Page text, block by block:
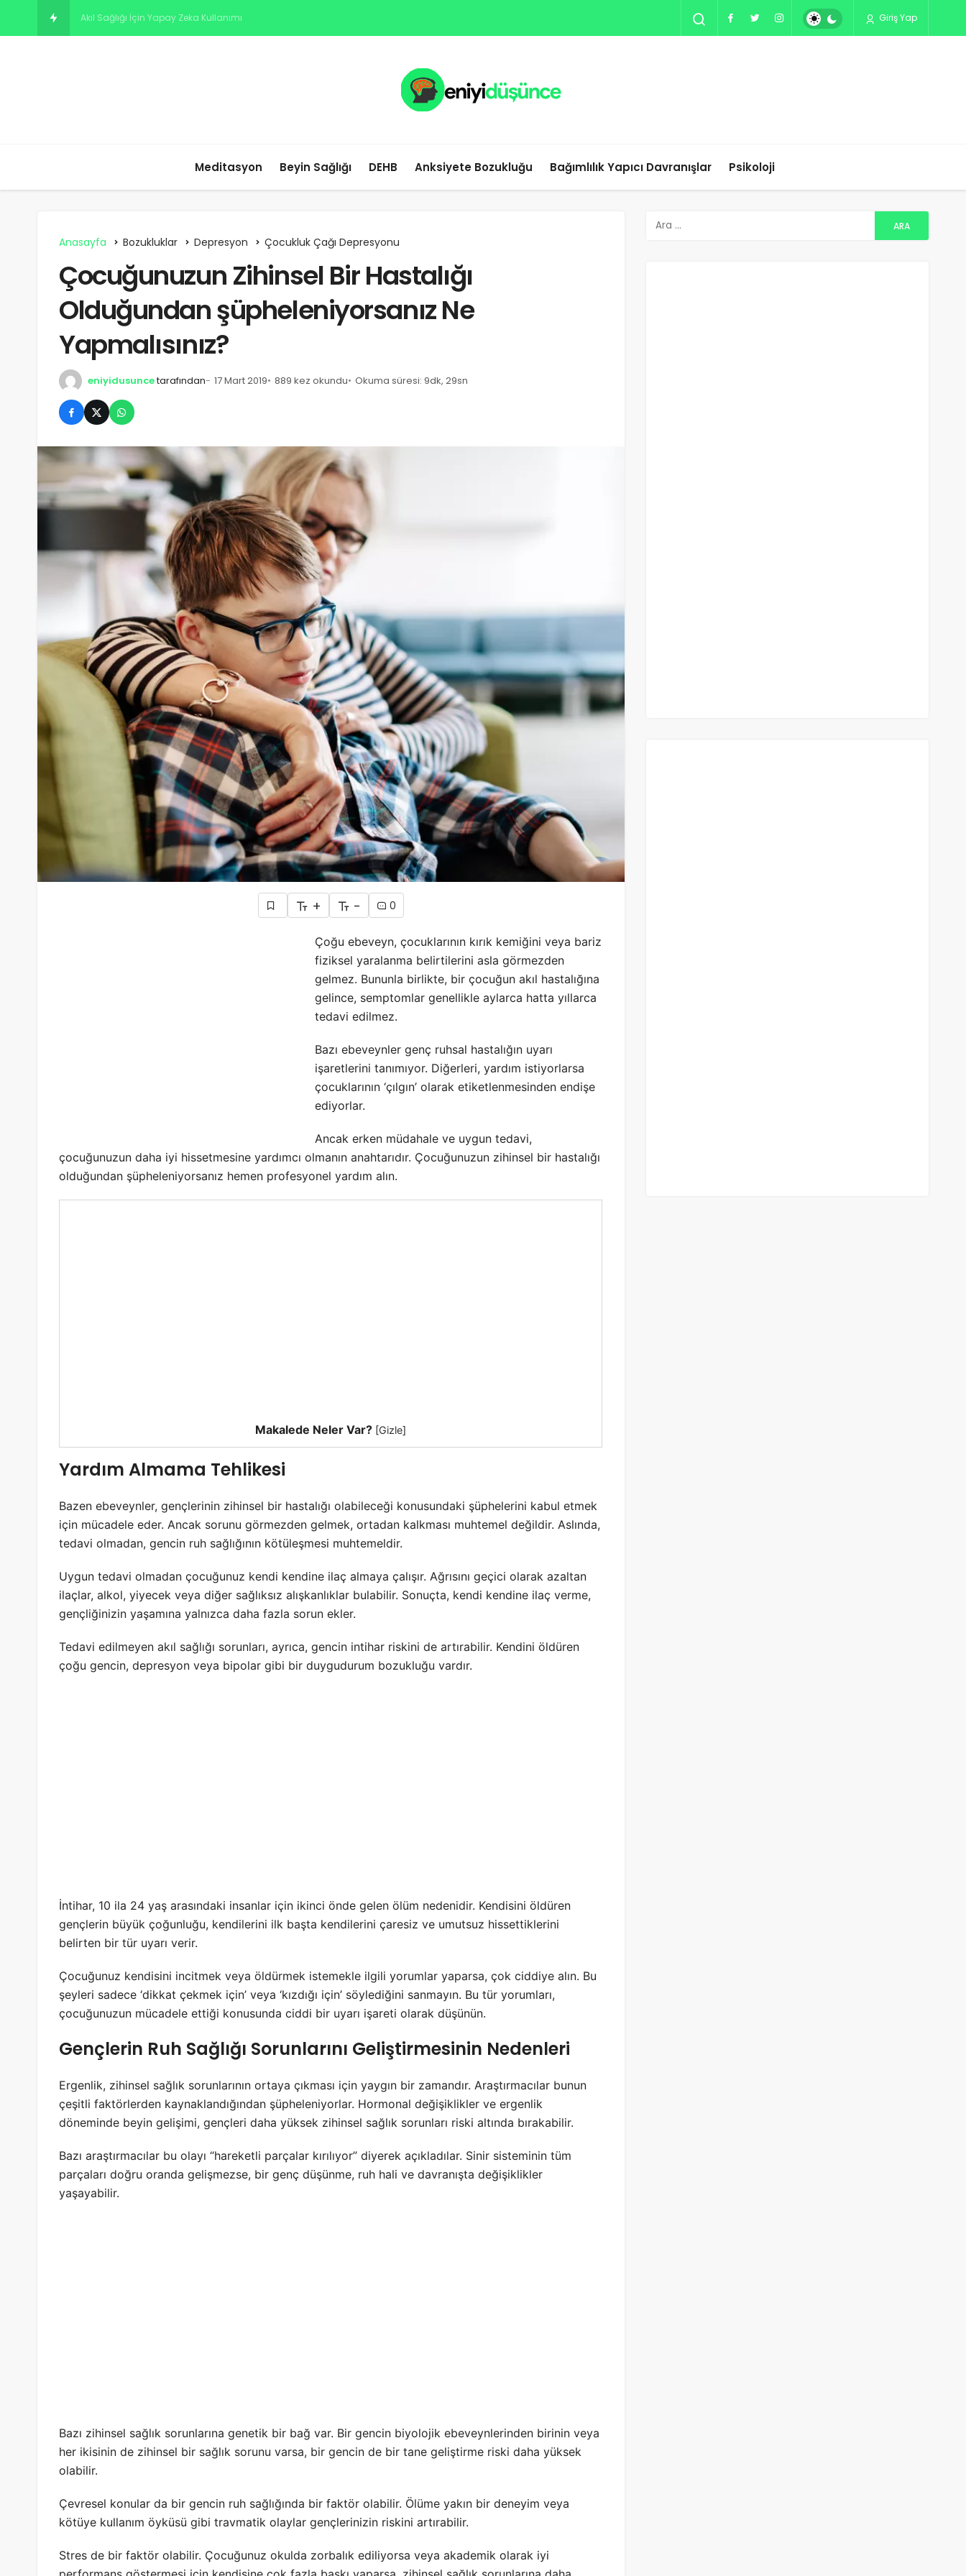
Grup Terapisine Genel Bir Giriş Yap
Meditasyon Beyin Sağlığı DEHB Anksiyete Bozukluğu Bağımlılık Yapıcı Davranışlar Psikoloji
Anasayfa Bozukluklar Depresyon Çocukluk Çağı Depresyonu
Çocuğunuzun Zihinsel Bir Hastalığı
Olduğundan şüpheleniyorsanız Ne
Yapmalısınız?
eniyidusuncetarafından 17 Mart 2019 889 kez okundu Okuma süresi: 9dk, 29sn
+ - 0
Çoğu ebeveyn, çocuklarının kırık kemiğini veya bariz
fiziksel yaralanma belirtilerini asla görmezden
gelmez. Bununla birlikte, bir çocuğun akıl hastalığına
gelince, semptomlar genellikle aylarca hatta yıllarca
tedavi edilmez.
Bazı ebeveynler genç ruhsal hastalığın uyarı
işaretlerini tanımıyor. Diğerleri, yardım istiyorlarsa
çocuklarının ‘çılgın’ olarak etiketlenmesinden endişe
ediyorlar.
Ancak erken müdahale ve uygun tedavi,
çocuğunuzun daha iyi hissetmesine yardımcı olmanın anahtarıdır. Çocuğunuzun zihinsel bir hastalığı
olduğundan şüpheleniyorsanız hemen profesyonel yardım alın.
Makalede Neler Var? [Gizle]
Yardım Almama Tehlikesi
Bazen ebeveynler, gençlerinin zihinsel bir hastalığı olabileceği konusundaki şüphelerini kabul etmek
için mücadele eder. Ancak sorunu görmezden gelmek, ortadan kalkması muhtemel değildir. Aslında,
tedavi olmadan, gencin ruh sağlığının kötüleşmesi muhtemeldir.
Uygun tedavi olmadan çocuğunuz kendi kendine ilaç almaya çalışır. Ağrısını geçici olarak azaltan
ilaçlar, alkol, yiyecek veya diğer sağlıksız alışkanlıklar bulabilir. Sonuçta, kendi kendine ilaç verme,
gençliğinizin yaşamına yalnızca daha fazla sorun ekler.
Tedavi edilmeyen akıl sağlığı sorunları, ayrıca, gencin intihar riskini de artırabilir. Kendini öldüren
çoğu gencin, depresyon veya bipolar gibi bir duygudurum bozukluğu vardır.
İntihar, 10 ila 24 yaş arasındaki insanlar için ikinci önde gelen ölüm nedenidir. Kendisini öldüren
gençlerin büyük çoğunluğu, kendilerini ilk başta kendilerini çaresiz ve umutsuz hissettiklerini
belirten bir tür uyarı verir.
Çocuğunuz kendisini incitmek veya öldürmek istemekle ilgili yorumlar yaparsa, çok ciddiye alın. Bu
şeyleri sadece ‘dikkat çekmek için’ veya ‘kızdığı için’ söylediğini sanmayın. Bu tür yorumları,
çocuğunuzun mücadele ettiği konusunda ciddi bir uyarı işareti olarak düşünün.
Gençlerin Ruh Sağlığı Sorunlarını Geliştirmesinin Nedenleri
Ergenlik, zihinsel sağlık sorunlarının ortaya çıkması için yaygın bir zamandır. Araştırmacılar bunun
çeşitli faktörlerden kaynaklandığından şüpheleniyorlar. Hormonal değişiklikler ve ergenlik
döneminde beyin gelişimi, gençleri daha yüksek zihinsel sağlık sorunları riski altında bırakabilir.
Bazı araştırmacılar bu olayı “hareketli parçalar kırılıyor” diyerek açıkladılar. Sinir sisteminin tüm
parçaları doğru oranda gelişmezse, bir genç düşünme, ruh hali ve davranışta değişiklikler
yaşayabilir.
Bazı zihinsel sağlık sorunlarına genetik bir bağ var. Bir gencin biyolojik ebeveynlerinden birinin veya
her ikisinin de zihinsel bir sağlık sorunu varsa, bir gencin de bir tane geliştirme riski daha yüksek
olabilir.
Çevresel konular da bir gencin ruh sağlığında bir faktör olabilir. Ölüme yakın bir deneyim veya
kötüye kullanım öyküsü gibi travmatik olaylar gençlerinizin riskini artırabilir.
Stres de bir faktör olabilir. Çocuğunuz okulda zorbalık ediliyorsa veya akademik olarak iyi